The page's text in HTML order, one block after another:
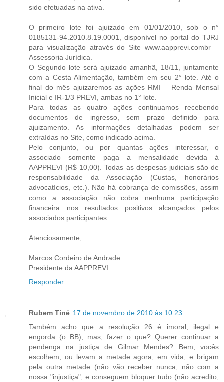
sido efetuadas na ativa.
O primeiro lote foi ajuizado em 01/01/2010, sob o n°
0185131-94.2010.8.19.0001, disponível no portal do TJRJ
para visualização através do Site www.aapprevi.combr –
Assessoria Jurídica.
O Segundo lote será ajuizado amanhã, 18/11, juntamente
com a Cesta Alimentação, também em seu 2° lote. Até o
final do mês ajuizaremos as ações RMI – Renda Mensal
Inicial e IR-1/3 PREVI, ambas no 1° lote.
Para todas as quatro ações continuamos recebendo
documentos de ingresso, sem prazo definido para
ajuizamento. As informações detalhadas podem ser
extraídas no Site, como indicado acima.
Pelo conjunto, ou por quantas ações interessar, o
associado somente paga a mensalidade devida à
AAPPREVI (R$ 10,00). Todas as despesas judiciais são de
responsabilidade da Associação (Custas, honorários
advocatícios, etc.). Não há cobrança de comissões, assim
como a associação não cobra nenhuma participação
financeira nos resultados positivos alcançados pelos
associados participantes.
Atenciosamente,
Marcos Cordeiro de Andrade
Presidente da AAPPREVI
Responder
Rubem Tiné 17 de novembro de 2010 às 10:23
Também acho que a resolução 26 é imoral, ilegal e
engorda (o BB), mas, fazer o que? Querer continuar a
pendenga na justiça de Gilmar Mendes? Bem, vocês
escolhem, ou levam a metade agora, em vida, e brigam
pela outra metade (não vão receber nunca, não com a
nossa "injustiça", e conseguem bloquer tudo (não acredito,